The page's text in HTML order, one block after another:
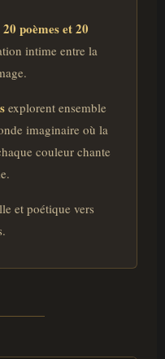
20 poèmes et 20
intime entre la
explorent ensemble
imaginaire où la
couleur chante
et poétique vers